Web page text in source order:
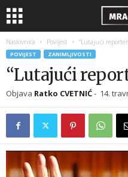
Naslovnica Povijest “Lutajući
POVIJEST ZANIMLJIVOSTI
“Lutajući
Objava Ratko CVETNIĆ- 14.